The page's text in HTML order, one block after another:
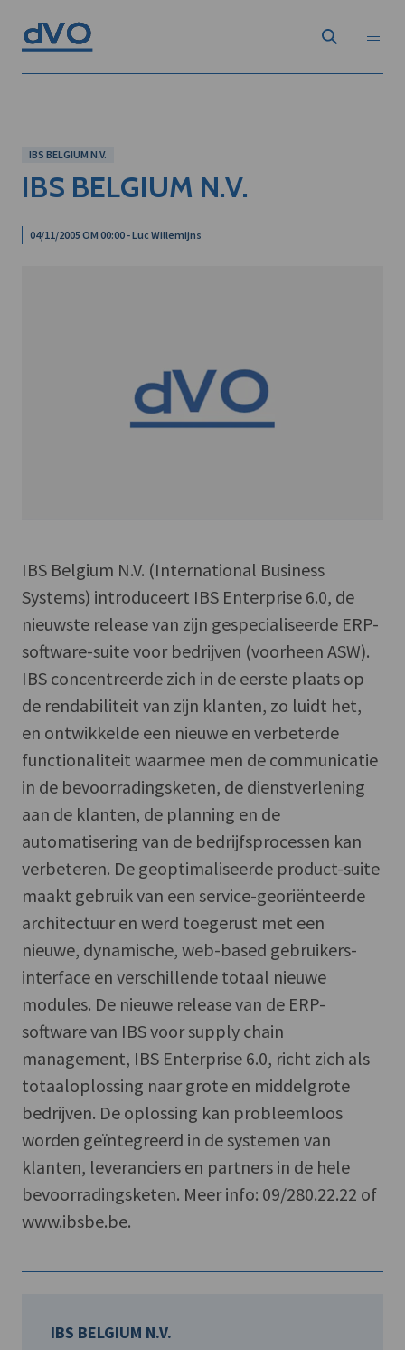
IBS BELGIUM N.V.
IBS BELGIUM N.V.
04/11/2005 OM 00:00 - Luc Willemijns
IBS Belgium N.V. (International Business
Systems) introduceert IBS Enterprise 6.0, de
nieuwste release van zijn gespecialiseerde ERP-
software-suite voor bedrijven (voorheen ASW).
IBS concentreerde zich in de eerste plaats op
de rendabiliteit van zijn klanten, zo luidt het,
en ontwikkelde een nieuwe en verbeterde
functionaliteit waarmee men de communicatie
in de bevoorradingsketen, de dienstverlening
aan de klanten, de planning en de
automatisering van de bedrijfsprocessen kan
verbeteren. De geoptimaliseerde product-suite
maakt gebruik van een service-georiënteerde
architectuur en werd toegerust met een
nieuwe, dynamische, web-based gebruikers-
interface en verschillende totaal nieuwe
modules. De nieuwe release van de ERP-
software van IBS voor supply chain
management, IBS Enterprise 6.0, richt zich als
totaaloplossing naar grote en middelgrote
bedrijven. De oplossing kan probleemloos
worden geïntegreerd in de systemen van
klanten, leveranciers en partners in de hele
bevoorradingsketen. Meer info: 09/280.22.22 of
www.ibsbe.be.
IBS BELGIUM N.V.